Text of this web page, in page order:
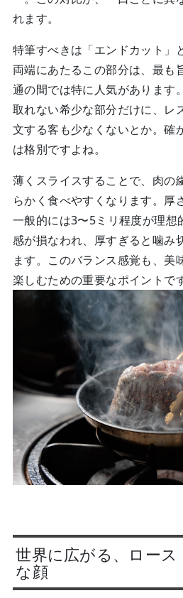
れます。
特筆すべきは「エンドカット」
両端にあたるこの部分は、最も
通の間では特に人気があります
取れない希少な部分だけに、レ
文する客も少なくないとか。確
は格別ですよね。
薄くスライスすることで、肉の
らかく食べやすくなります。厚
一般的には3〜5ミリ程度が理想
感が損なわれ、厚すぎると噛み
ます。このバランス感覚も、美
楽しむための重要なポイントです
世界に広がる、ロー
な顔